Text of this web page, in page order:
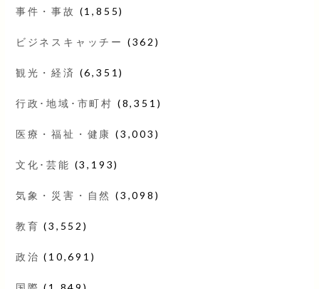
事件・事故 (1,855)
ビジネスキャッチー (362)
観光・経済 (6,351)
行政･地域･市町村 (8,351)
医療・福祉・健康 (3,003)
文化･芸能 (3,193)
気象・災害・自然 (3,098)
教育 (3,552)
政治 (10,691)